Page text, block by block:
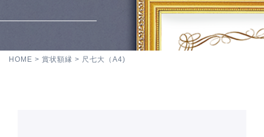
HOME 賞状額縁 尺七大（A4)